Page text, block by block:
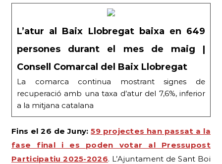
L’atur al Baix Llobregat baixa en 649
persones durant el mes de maig |
Consell Comarcal del Baix Llobregat
La comarca continua mostrant signes de
recuperació amb una taxa d’atur del 7,6%, inferior
a la mitjana catalana
Fins el 26 de Juny:59 projectes han passat a la
fase final i es poden votar al Pressupost
Participatiu 2025-2026. L’Ajuntament de Sant Boi